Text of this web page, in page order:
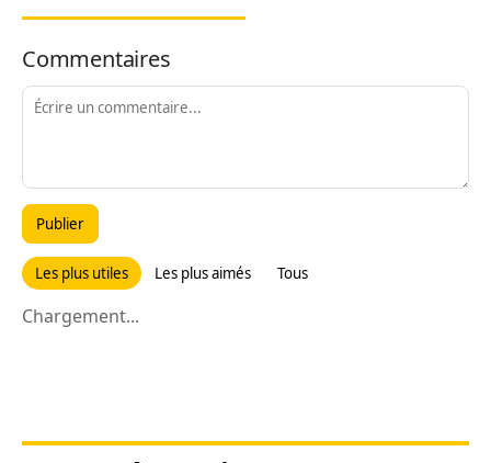
Commentaires
Publier
Les plus utiles Les plus aimés Tous
Chargement...